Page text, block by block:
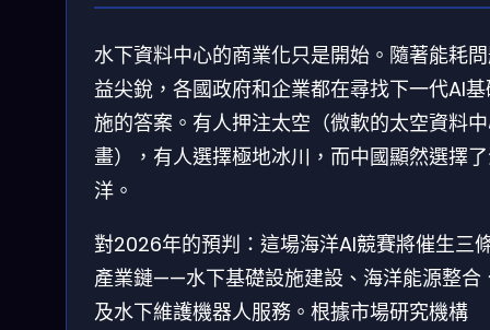
水下資料中心的商業化只是開始。隨著能耗
益尖銳，各國政府和企業都在尋找下一代AI
施的答案。有人押注太空（微軟的太空資料
畫），有人選擇極地冰川，而中國顯然選擇
洋。
對2026年的預判：這場海洋AI競賽將催生三
產業鏈——水下基礎設施建設、海洋能源整合
及水下維護機器人服務。根據市場研究機構